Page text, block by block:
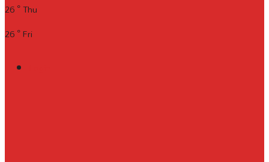
26°Thu
26°Fri